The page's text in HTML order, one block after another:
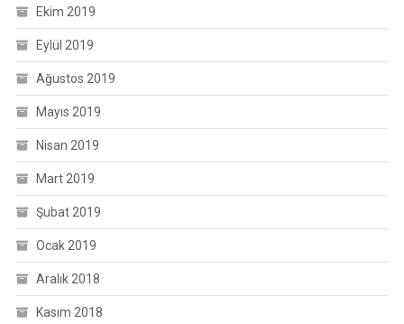
Ekim 2019
Eylül 2019
Ağustos 2019
Mayıs 2019
Nisan 2019
Mart 2019
Şubat 2019
Ocak 2019
Aralık 2018
Kasım 2018